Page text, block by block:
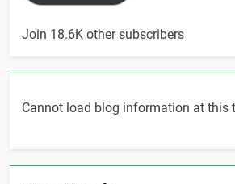
Join 18.6K other subscribers
Cannot load blog information at this